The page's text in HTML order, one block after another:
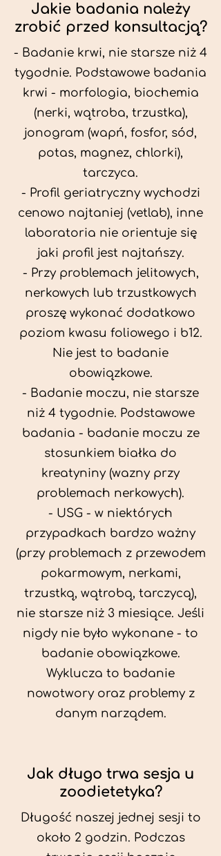
Jakie badania należy
zrobić przed konsultacją?
- Badanie krwi, nie starsze niż 4
tygodnie. Podstawowe badania
krwi - morfologia, biochemia
(nerki, wątroba, trzustka),
jonogram (wapń, fosfor, sód,
potas, magnez, chlorki),
tarczyca.
- Profil geriatryczny wychodzi
cenowo najtaniej (vetlab), inne
laboratoria nie orientuje się
jaki profil jest najtańszy.
- Przy problemach jelitowych,
nerkowych lub trzustkowych
proszę wykonać dodatkowo
poziom kwasu foliowego i b12.
Nie jest to badanie
obowiązkowe.
- Badanie moczu, nie starsze
niż 4 tygodnie. Podstawowe
badania - badanie moczu ze
stosunkiem białka do
kreatyniny (wazny przy
problemach nerkowych).
- USG - w niektórych
przypadkach bardzo ważny
(przy problemach z przewodem
pokarmowym, nerkami,
trzustką, wątrobą, tarczycą),
nie starsze niż 3 miesiące. Jeśli
nigdy nie było wykonane - to
badanie obowiązkowe.
Wyklucza to badanie
nowotwory oraz problemy z
danym narządem.
Jak długo trwa sesja u
zoodietetyka?
Długość naszej jednej sesji to
około 2 godzin. Podczas